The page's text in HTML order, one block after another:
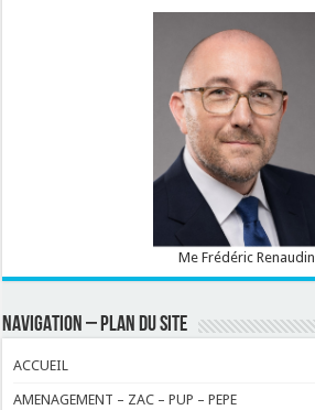
Me Frédéric Renaudin
NAVIGATION – PLAN DU SITE
ACCUEIL
AMENAGEMENT – ZAC – PUP – PEPE